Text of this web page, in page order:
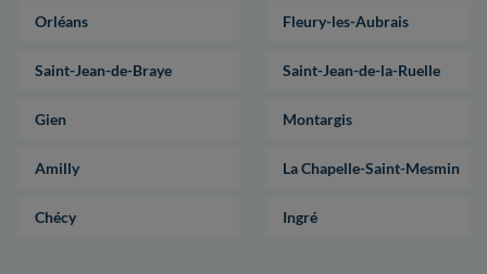
Orléans Fleury-les-Aubrais
Saint-Jean-de-Braye Saint-Jean-de-la-Ruelle
Gien Montargis
Amilly La Chapelle-Saint-Mesmin
Chécy Ingré